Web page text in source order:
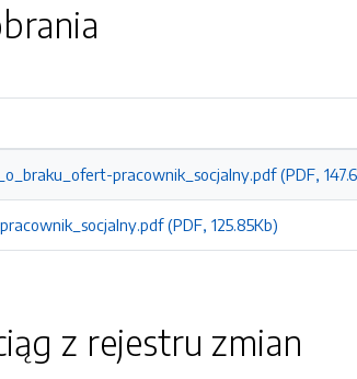
pracownik_socjalny.pdf (PDF,
(PDF, 125.85Kb)
z rejestru zmian